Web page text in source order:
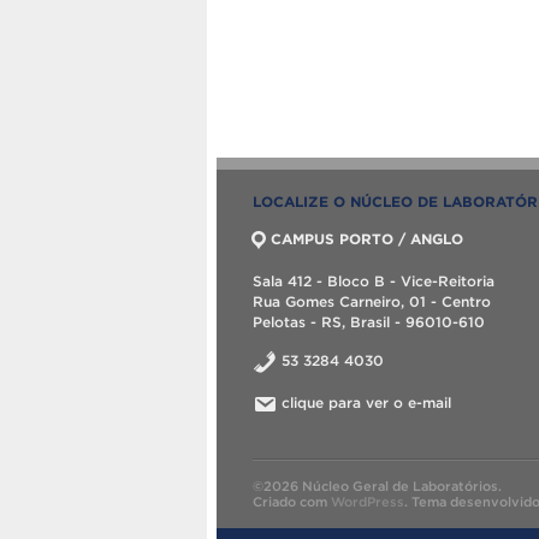
LOCALIZE O NÚCLEO DE
CAMPUS PORTO / ANGLO
Sala 412 - Bloco B - Vice-Reitoria
Rua Gomes Carneiro, 01 - Centro
Pelotas - RS, Brasil - 96010-610
53 3284 4030
clique para ver o e-mail
©2026 Núcleo Geral de Laboratórios.
Criado com WordPress. Tema